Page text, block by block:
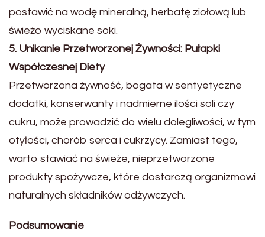
postawić na wodę mineralną, herbatę ziołową lub
świeżo wyciskane soki.
5. Unikanie Przetworzonej Żywności: Pułapki
Współczesnej Diety
Przetworzona żywność, bogata w sentyetyczne
dodatki, konserwanty i nadmierne ilości soli czy
cukru, może prowadzić do wielu dolegliwości, w tym
otyłości, chorób serca i cukrzycy. Zamiast tego,
warto stawiać na świeże, nieprzetworzone
produkty spożywcze, które dostarczą organizmowi
naturalnych składników odżywczych.
Podsumowanie